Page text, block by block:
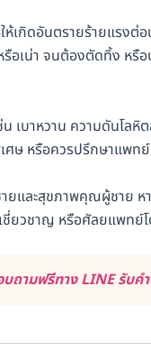
เกิดอันตรายร้ายแรง
อเน่า จนต้องตัดทิ้ง หรื
เบาหวาน ความดันโล
ศษ หรือควรปรึกษาแพ
และสุขภาพคุณผู้ชาย ห
วชาญ หรือศัลยแพทย์โ
ถามฟรีทาง LINE รับค